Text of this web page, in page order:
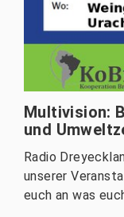
Multivision:
und
Radio
unserer
euch an was